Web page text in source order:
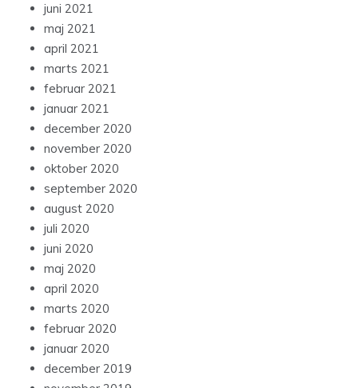
juni 2021
maj 2021
april 2021
marts 2021
februar 2021
januar 2021
december 2020
november 2020
oktober 2020
september 2020
august 2020
juli 2020
juni 2020
maj 2020
april 2020
marts 2020
februar 2020
januar 2020
december 2019